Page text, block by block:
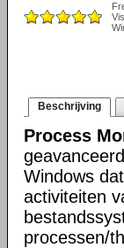
Beschrijving
Process
Windows
activiteiten
processen/